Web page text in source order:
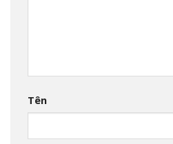
Tên